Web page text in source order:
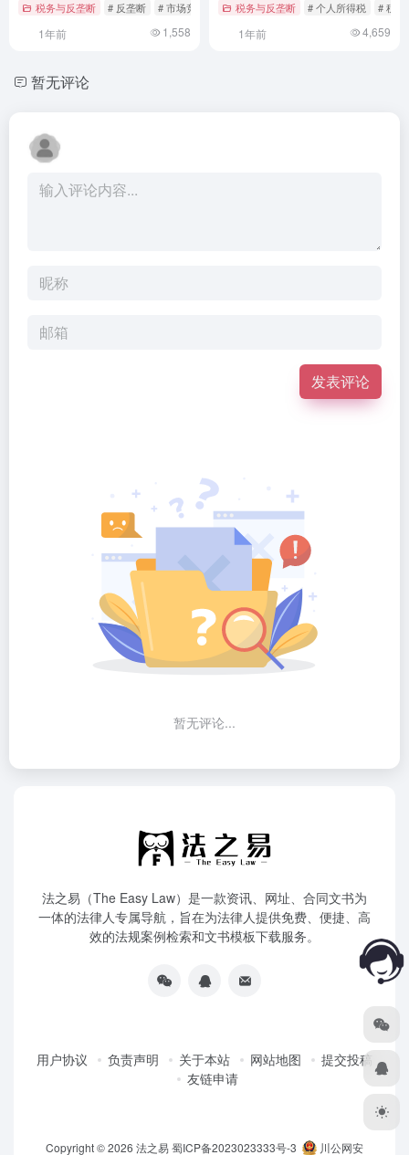
税务与反垄断 # 反垄断 # 市场竞争 # 平台经济
1年前 1,558
税务与反垄断 # 个人所得税 # 税务
1年前 4,659
暂无评论
发表评论
暂无评论...
法之易（The Easy Law）是一款资讯、网址、合同文书为
一体的法律人专属导航，旨在为法律人提供免费、便捷、高
效的法规案例检索和文书模板下载服务。
用户协议 负责声明 关于本站 网站地图
提交投稿
友链申请
Copyright © 2026 法之易蜀ICP备2023023333号-3 川公网安